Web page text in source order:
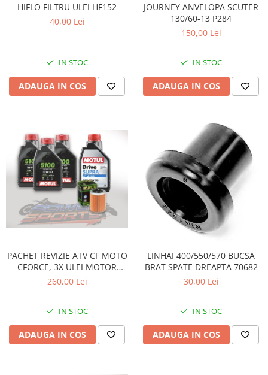
Masti
Pompe Apa
Radiatoare
ventilator
HIFLO FILTRU ULEI HF152
40,00 Lei
IN STOC
ADAUGA IN COS
JOURNEY ANVELOPA SCUTER
130/60-13 P284
150,00 Lei
IN STOC
ADAUGA IN COS
PACHET REVIZIE ATV CF MOTO
CFORCE, 3X ULEI MOTOR
MOTUL 5100 10W40, ULEI
260,00 Lei
IN STOC
ADAUGA IN COS
LINHAI 400/550/570 BUCSA
BRAT SPATE DREAPTA 70682
30,00 Lei
IN STOC
ADAUGA IN COS